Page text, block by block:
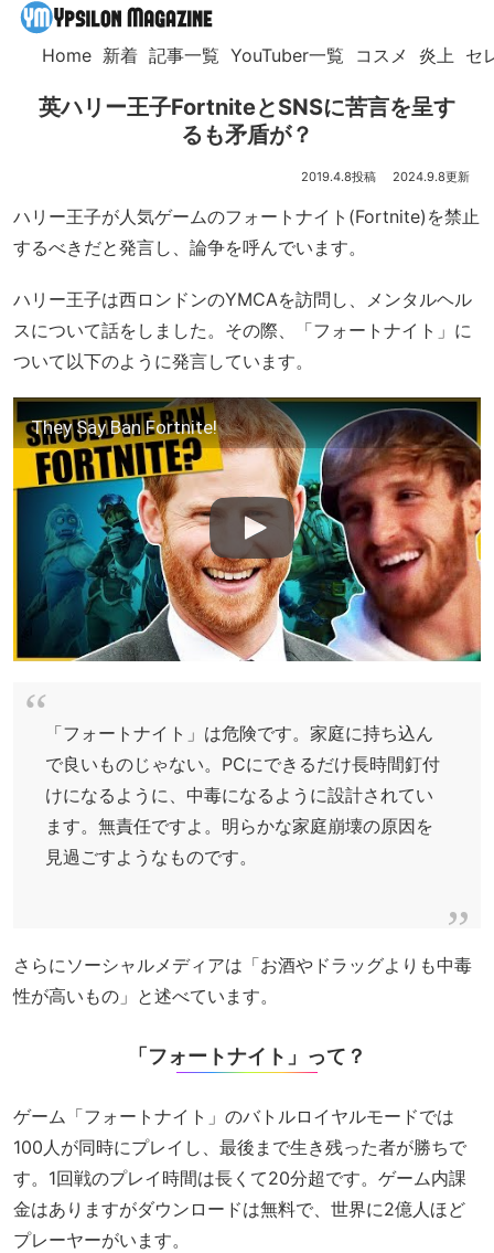
Home 新着 記事一覧 YouTuber一覧 コスメ 炎上 セ
英ハリー王子FortniteとSNSに苦言を呈す
るも矛盾が？
2019.4.8 2024.9.8
ハリー王子が人気ゲームのフォートナイト(Fortnite)を禁止
するべきだと発言し、論争を呼んでいます。
ハリー王子は西ロンドンのYMCAを訪問し、メンタルヘル
スについて話をしました。その際、「フォートナイト」に
ついて以下のように発言しています。
They Say Ban Fortnite!
「フォートナイト」は危険です。家庭に持ち込ん
で良いものじゃない。PCにできるだけ長時間釘付
けになるように、中毒になるように設計されてい
ます。無責任ですよ。明らかな家庭崩壊の原因を
見過ごすようなものです。
さらにソーシャルメディアは「お酒やドラッグよりも中毒
性が高いもの」と述べています。
「フォートナイト」って？
ゲーム「フォートナイト」のバトルロイヤルモードでは
100人が同時にプレイし、最後まで生き残った者が勝ちで
す。1回戦のプレイ時間は長くて20分超です。ゲーム内課
金はありますがダウンロードは無料で、世界に2億人ほど
プレーヤーがいます。